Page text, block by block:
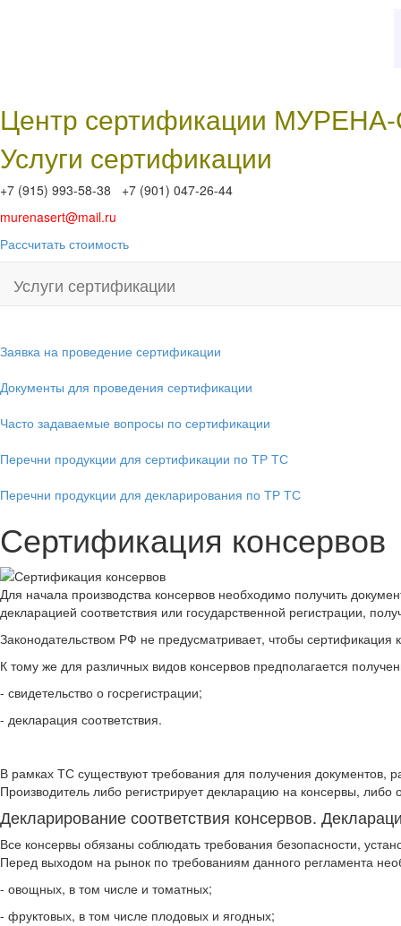
Центр сертификации
Услуги сертификации
+7 (915) 993-58-38 +7 (901) 047-26-44
murenasert@mail.ru
Рассчитать стоимость
Услуги сертификации
Заявка на проведение сертификации
Документы для проведения сертификации
Часто задаваемые вопросы по сертификации
Перечни продукции для сертификации по ТР ТС
Перечни продукции для декларирования по ТР ТС
Сертификация консервов
Для начала производства консервов необходимо получить
декларацией соответствия или государственной регистрации,
Законодательством РФ не предусматривает, чтобы сертификация
К тому же для различных видов консервов предполагается
- свидетельство о госрегистрации;
- декларация соответствия.
В рамках ТС существуют требования для получения
Производитель либо регистрирует декларацию на консервы, либо
Декларирование соответствия консервов.
Все консервы обязаны соблюдать требования безопасности,
Перед выходом на рынок по требованиям данного регламента
- овощных, в том числе и томатных;
- фруктовых, в том числе плодовых и ягодных;